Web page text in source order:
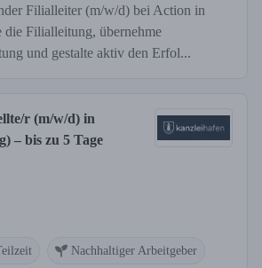
Filialleiter (m/w/d) bei Action in
die Filialleitung, übernehme
und gestalte aktiv den Erfol...
r (m/w/d) in
– bis zu 5 Tage
Nachhaltiger Arbeitgeber